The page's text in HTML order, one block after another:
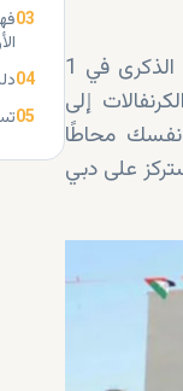
يصادف اليوم الوطني في الإمارات يومي 2 و3 ديسمبر من كل عام. وبالإضافة إلى يوم الذكرى في 1
إلى
نفسك محاطًا
على دبي
03
04
05